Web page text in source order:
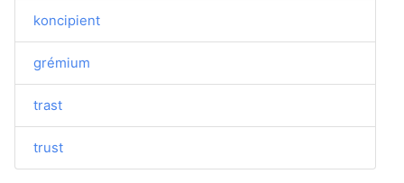
koncipient
grémium
trast
trust